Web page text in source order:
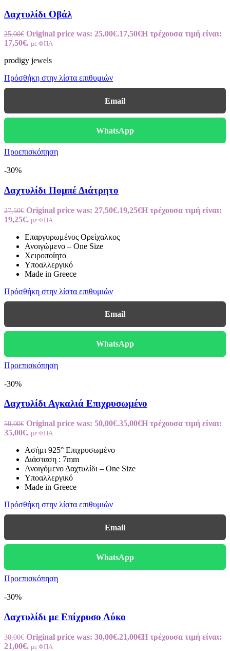
Δαχτυλίδι Οβάλ
25,00€ Original price was: 25,00€.17,50€Η τρέχουσα τιμή είναι:
17,50€. με ΦΠΑ
prodigy jewels
Πρόσθήκη στην λίστα επιθυμιών
Email
WhatsApp
Προεπισκόπηση
-30%
Δαχτυλίδι Πομπέ Διάτρητο
27,50€ Original price was: 27,50€.19,25€Η τρέχουσα τιμή είναι:
19,25€. με ΦΠΑ
Επαργυρωμένος Ορείχαλκος
Ανοιγώμενο – One Size
Χειροποίητο
Υποαλλεργικό
Made in Greece
Πρόσθήκη στην λίστα επιθυμιών
Email
WhatsApp
Προεπισκόπηση
-30%
Δαχτυλίδι Αγκαλιά Επιχρυσωμένο
50,00€ Original price was: 50,00€.35,00€Η τρέχουσα τιμή είναι:
35,00€. με ΦΠΑ
Ασήμι 925° Επιχρυσωμένο
Διάσταση : 7mm
Ανοιγόμενο Δαχτυλίδι – One Size
Υποαλλεργικό
Made in Greece
Πρόσθήκη στην λίστα επιθυμιών
Email
WhatsApp
Προεπισκόπηση
-30%
Δαχτυλίδι με Επίχρυσο Λύκο
30,00€ Original price was: 30,00€.21,00€Η τρέχουσα τιμή είναι:
21,00€. με ΦΠΑ